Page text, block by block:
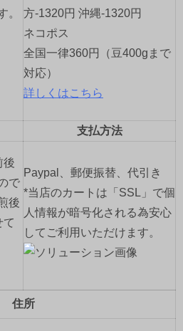
。
方-1320円 沖縄-1320円
ネコポス
全国一律360円（豆400gまで
対応）
詳しくはこちら
支払方法
後
で
後
て
Paypal、郵便振替、代引き
*当店のカートは「SSL」で個
人情報が暗号化される為安心
してご利用いただけます。
住所